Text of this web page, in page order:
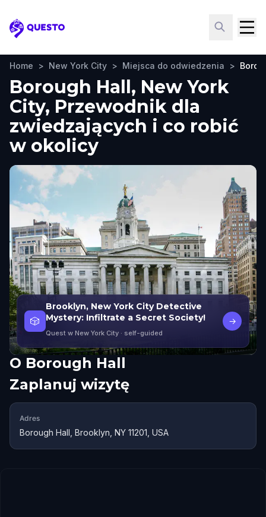
Questo
Home > New York City > Miejsca do odwiedzenia >
Borough Hall, New York
City, Przewodnik dla
zwiedzających i co robić
w okolicy
🎲
Brooklyn, New York City Detective
Mystery: Infiltrate a Secret Society!
Quest w New York City · self-guided
→
O Borough Hall
Zaplanuj wizytę
Adres
Borough Hall, Brooklyn, NY 11201, USA